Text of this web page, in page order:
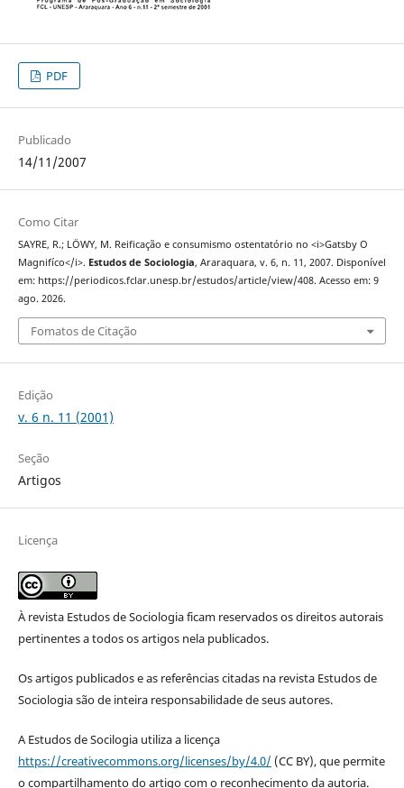
PDF
Publicado
14/11/2007
Como Citar
SAYRE, R.; LÖWY, M. Reificação e consumismo ostentatório no <i>Gatsby O
Magnifíco</i>. Estudos de Sociologia, Araraquara, v. 6, n. 11, 2007. Disponível
em: https://periodicos.fclar.unesp.br/estudos/article/view/408. Acesso em: 9
ago. 2026.
Fomatos de Citação
Edição
v. 6 n. 11 (2001)
Seção
Artigos
Licença
À revista Estudos de Sociologia ficam reservados os direitos autorais
pertinentes a todos os artigos nela publicados.
Os artigos publicados e as referências citadas na revista Estudos de
Sociologia são de inteira responsabilidade de seus autores.
A Estudos de Socilogia utiliza a licença
https://creativecommons.org/licenses/by/4.0/ (CC BY), que permite
o compartilhamento do artigo com o reconhecimento da autoria.